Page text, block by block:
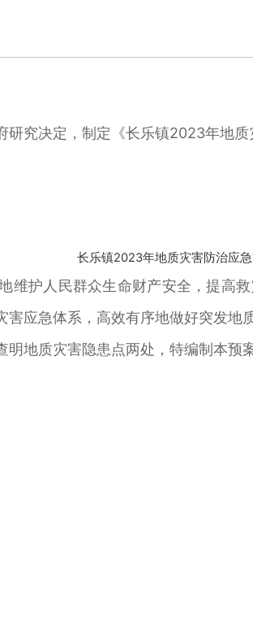
究决定，制定《长乐镇2023年地
长乐镇2023年地质灾害防治应
维护人民群众生命财产安全，提高
应急体系，高效有序地做好突发
地质灾害隐患点两处，特编制本预案